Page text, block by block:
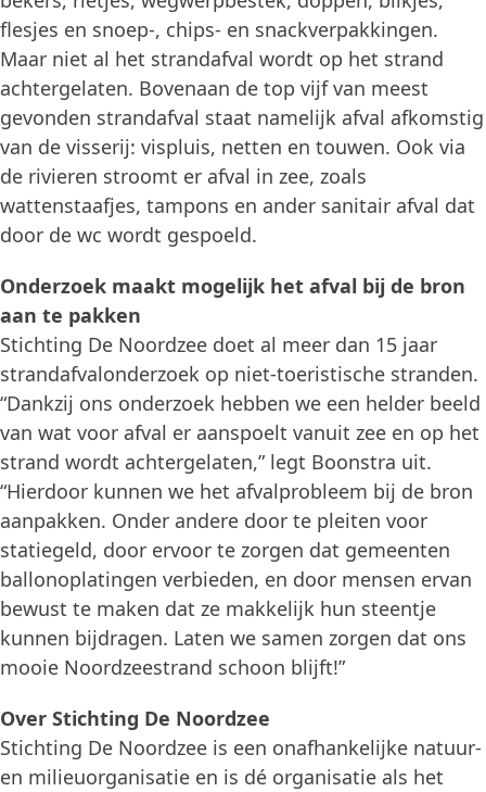
flesjes en snoep-, chips- en snackverpakkingen.
Maar niet al het strandafval wordt op het strand
achtergelaten. Bovenaan de top vijf van meest
gevonden strandafval staat namelijk afval afkomstig
van de visserij: vispluis, netten en touwen. Ook via
de rivieren stroomt er afval in zee, zoals
wattenstaafjes, tampons en ander sanitair afval dat
door de wc wordt gespoeld.
Onderzoek maakt mogelijk het afval bij de bron
aan te pakken
Stichting De Noordzee doet al meer dan 15 jaar
strandafvalonderzoek op niet-toeristische stranden.
“Dankzij ons onderzoek hebben we een helder beeld
van wat voor afval er aanspoelt vanuit zee en op het
strand wordt achtergelaten,” legt Boonstra uit.
“Hierdoor kunnen we het afvalprobleem bij de bron
aanpakken. Onder andere door te pleiten voor
statiegeld, door ervoor te zorgen dat gemeenten
ballonoplatingen verbieden, en door mensen ervan
bewust te maken dat ze makkelijk hun steentje
kunnen bijdragen. Laten we samen zorgen dat ons
mooie Noordzeestrand schoon blijft!”
Over Stichting De Noordzee
Stichting De Noordzee is een onafhankelijke natuur-
en milieuorganisatie en is dé organisatie als het